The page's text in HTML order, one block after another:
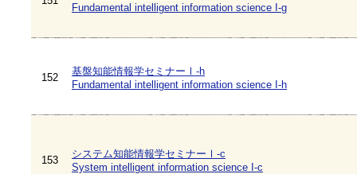
Fundamental intelligent information science I-g
152
基盤知能情報学セミナーⅠ-h
Fundamental intelligent information science I-h
153
システム知能情報学セミナーⅠ-c
System intelligent information science I-c